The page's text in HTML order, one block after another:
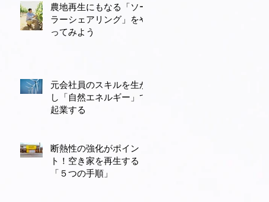
農地再生にもなる「ソー
ラーシェアリング」をや
ってみよう
元会社員のスキルを生か
し「自然エネルギー」で
起業する
断熱性の強化がポイン
ト！空き家を再生する
「５つの手順」